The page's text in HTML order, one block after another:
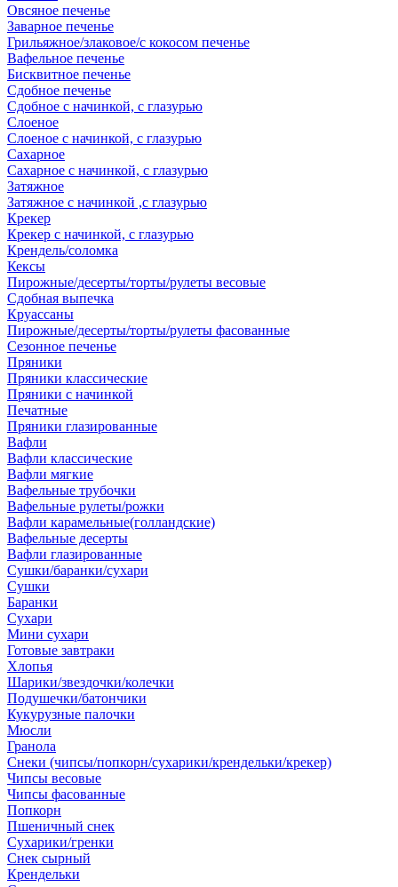
Овсяное печенье
Заварное печенье
Грильяжное/злаковое/с кокосом печенье
Вафельное печенье
Бисквитное печенье
Сдобное печенье
Сдобное с начинкой, с глазурью
Слоеное
Слоеное с начинкой, с глазурью
Сахарное
Сахарное с начинкой, с глазурью
Затяжное
Затяжное с начинкой ,с глазурью
Крекер
Крекер с начинкой, с глазурью
Крендель/соломка
Кексы
Пирожные/десерты/торты/рулеты весовые
Сдобная выпечка
Круассаны
Пирожные/десерты/торты/рулеты фасованные
Сезонное печенье
Пряники
Пряники классические
Пряники с начинкой
Печатные
Пряники глазированные
Вафли
Вафли классические
Вафли мягкие
Вафельные трубочки
Вафельные рулеты/рожки
Вафли карамельные(голландские)
Вафельные десерты
Вафли глазированные
Сушки/баранки/сухари
Сушки
Баранки
Сухари
Мини сухари
Готовые завтраки
Хлопья
Шарики/звездочки/колечки
Подушечки/батончики
Кукурузные палочки
Мюсли
Гранола
Снеки (чипсы/попкорн/сухарики/крендельки/крекер)
Чипсы весовые
Чипсы фасованные
Попкорн
Пшеничный снек
Сухарики/гренки
Снек сырный
Крендельки